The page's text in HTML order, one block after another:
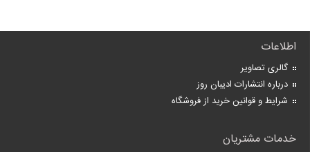
اطلاعات
گالری تصاویر
درباره انتشارات ادیبان روز
شرایط و قوانین خرید از فروشگاه
خدمات مشتریان